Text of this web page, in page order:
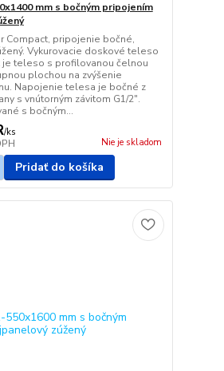
mm s bočným pripojením
Compact, pripojenie bočné,
Vykurovacie doskové teleso
je teleso s profilovanou čelnou
plochou na zvýšenie
Napojenie telesa je bočné z
s vnútorným závitom G1/2".
s bočným...
/ks
Nie je skladom
Pridať do košíka